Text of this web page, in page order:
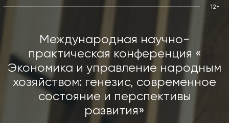
Международная научно-
практическая конференция «
Экономика и управление народным
хозяйством: генезис, современное
состояние и перспективы
развития»